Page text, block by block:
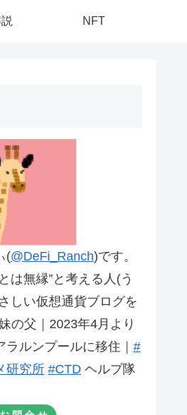
NFT
(@DeFi_Ranch)です。
は無縁”と考える人(う
しい仮想通貨ブログを
の父｜2023年4月より
ルンプールに移住｜ #
研究所 #CTD ヘルプ隊